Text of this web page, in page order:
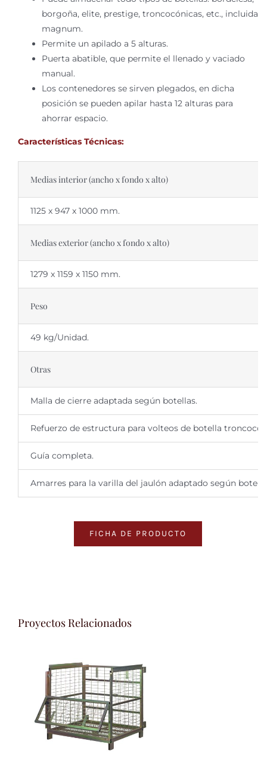
borgoña, elite, prestige, troncocónicas, etc., incluida
magnum.
Permite un apilado a 5 alturas.
Puerta abatible, que permite el llenado y vaciado
manual.
Los contenedores se sirven plegados, en dicha
posición se pueden apilar hasta 12 alturas para
ahorrar espacio.
Características Técnicas:
Medias interior (ancho x fondo x alto)
1125 x 947 x 1000 mm.
Medias exterior (ancho x fondo x alto)
1279 x 1159 x 1150 mm.
Peso
49 kg/Unidad.
Otras
Malla de cierre adaptada según botellas.
Refuerzo de estructura para volteos de botella
Guía completa.
Amarres para la varilla del jaulón adaptado según
FICHA DE PRODUCTO
Proyectos Relacionados